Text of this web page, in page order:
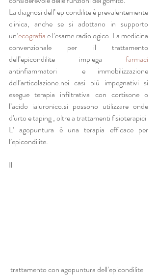
La diagnosi dell’ epicondilite è prevalentemente
clinica, anche se si adottano in supporto
un’ecografia e l’esame radiologico. La medicina
convenzionale per il trattamento
dell’epicondilite  impiega farmaci
antinfiammatori  e immobilizzazione
dell’articolazione.nei casi più impegnativi si
esegue terapia infiltrativa con cortisone o
l’acido ialuronico.si possono utilizzare onde
d'urto e taping , oltre a trattamenti fisioterapici
L’ agopuntura è una terapia efficace per
l’epicondilite.
Il